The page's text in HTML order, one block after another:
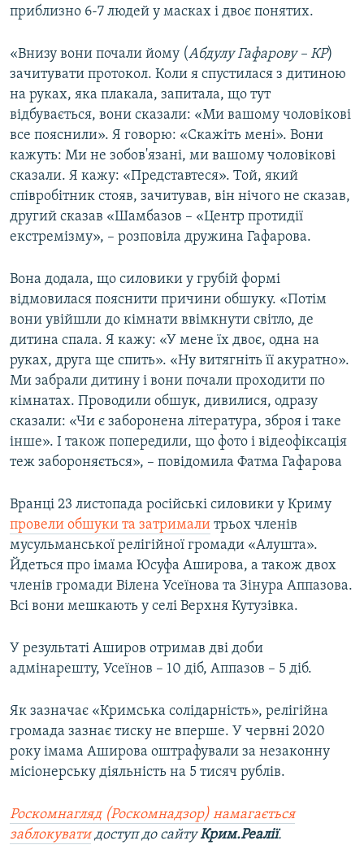
приблизно 6-7 людей у масках і двоє понятих.
«Внизу вони почали йому (Абдулу Гафарову – КР)
зачитувати протокол. Коли я спустилася з дитиною
на руках, яка плакала, запитала, що тут
відбувається, вони сказали: «Ми вашому чоловікові
все пояснили». Я говорю: «Скажіть мені». Вони
кажуть: Ми не зобов'язані, ми вашому чоловікові
сказали. Я кажу: «Представтеся». Той, який
співробітник стояв, зачитував, він нічого не сказав,
другий сказав «Шамбазов – «Центр протидії
екстремізму», – розповіла дружина Гафарова.
Вона додала, що силовики у грубій формі
відмовилася пояснити причини обшуку. «Потім
вони увійшли до кімнати ввімкнути світло, де
дитина спала. Я кажу: «У мене їх двоє, одна на
руках, друга ще спить». «Ну витягніть її акуратно».
Ми забрали дитину і вони почали проходити по
кімнатах. Проводили обшук, дивилися, одразу
сказали: «Чи є заборонена література, зброя і таке
інше». І також попередили, що фото і відеофіксація
теж забороняється», – повідомила Фатма Гафарова
Вранці 23 листопада російські силовики у Криму
провели обшуки та затримали трьох членів
мусульманської релігійної громади «Алушта».
Йдеться про імама Юсуфа Аширова, а також двох
членів громади Вілена Усеїнова та Зінура Аппазова.
Всі вони мешкають у селі Верхня Кутузівка.
У результаті Аширов отримав дві доби
адмінарешту, Усеїнов – 10 діб, Аппазов – 5 діб.
Як зазначає «Кримська солідарність», релігійна
громада зазнає тиску не вперше. У червні 2020
року імама Аширова оштрафували за незаконну
місіонерську діяльність на 5 тисяч рублів.
Роскомнагляд (Роскомнадзор) намагається
заблокуватидоступ до сайтуКрим.Реалії.